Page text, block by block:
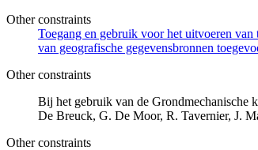
Other constraints
Toegang en gebruik voor het uitvoeren
van geografische gegevensbronnen
Other constraints
Bij het gebruik van de Grondmechanische
De Breuck, G. De Moor, R. Tavernier, J.
Other constraints